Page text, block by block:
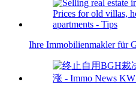
Ihre Immobilienmakler für